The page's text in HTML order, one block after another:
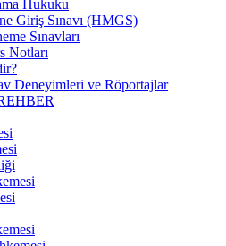
Hukuku
Giriş Sınavı (HMGS)
Sınavları
Notları
Deneyimleri ve Röportajlar